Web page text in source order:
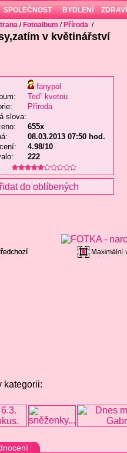
SPOLEČNOST BYDLENÍ ZDRAVÍ
/ Fotoalbum / Příroda /
v květinářství
fanypol
Tedˇ kvetou
Příroda
slova:
655x
08.03.2013 07:50 hod.
4.98/10
222
do oblíbených
kategorii: